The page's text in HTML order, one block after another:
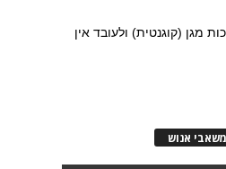
מגן (קוגנטית) ולעובד אין
אנוש